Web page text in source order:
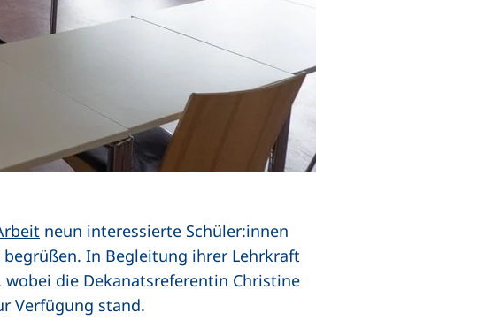
neun interessierte Schüler:innen
begrüßen. In Begleitung ihrer Lehrkraft
wobei die Dekanatsreferentin Christine
Verfügung stand.